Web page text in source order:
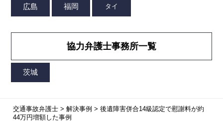
協力弁護士事務所一覧
交通事故弁護士> 解決事例 > 後遺障害併合14級認定で慰謝料が約
44万円増額した事例